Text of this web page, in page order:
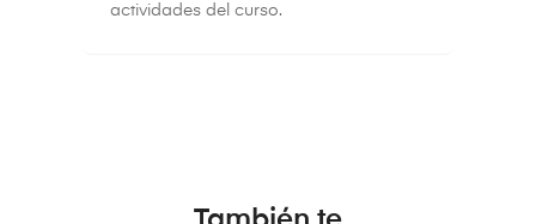
actividades del curso.